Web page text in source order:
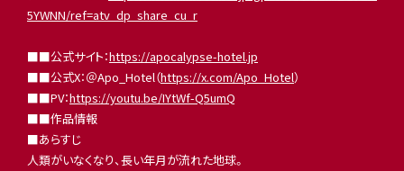
5YWNN/ref=atv_dp_share_cu_r
■■公式サイト：https://apocalypse-hotel.jp
■■公式X：＠Apo_Hotel（https://x.com/Apo_Hotel）
■■PV：https://youtu.be/IYtWf-Q5umQ
■■作品情報
■あらすじ
人類がいなくなり、長い年月が流れた地球。